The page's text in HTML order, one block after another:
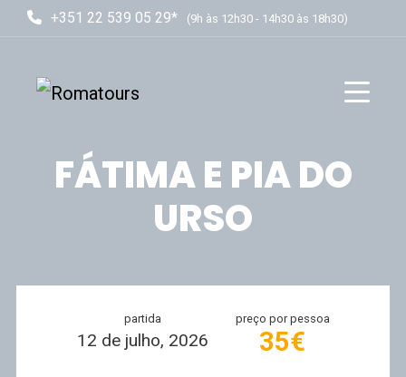
+351 22 539 05 29* (9h às 12h30 - 14h30 às 18h30)
FÁTIMA E PIA DO
URSO
partida
12 de julho, 2026
preço por pessoa
35€